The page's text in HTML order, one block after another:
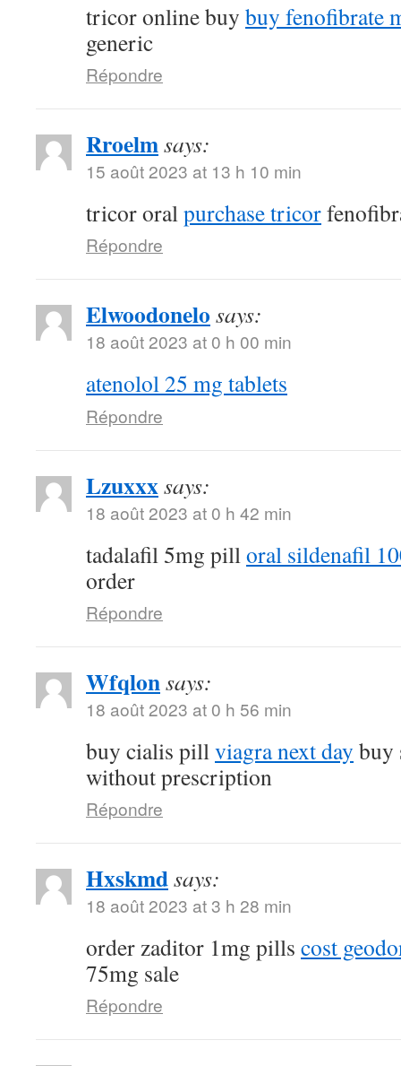
tricor online buy buy fenofibrate
generic
Répondre
Rroelmsays:
15 août 2023 at 13 h 10 min
tricor oralpurchase tricor
Répondre
Elwoodonelo says:
18 août 2023 at 0 h 00 min
atenolol 25 mg tablets
Répondre
Lzuxxxsays:
18 août 2023 at 0 h 42 min
tadalafil 5mg pilloral sildenafil
order
Répondre
Wfqlonsays:
18 août 2023 at 0 h 56 min
buy cialis pillviagra next day buy
without prescription
Répondre
Hxskmdsays:
18 août 2023 at 3 h 28 min
order zaditor 1mg pills cost
75mg sale
Répondre